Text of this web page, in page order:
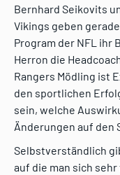
Bernhard Seikovits
Vikings geben
Program der NFL ihr
Herron die
Rangers Mödling ist
den sportlichen
sein, welche
Änderungen auf den
Selbstverständlich
auf die man sich sehr